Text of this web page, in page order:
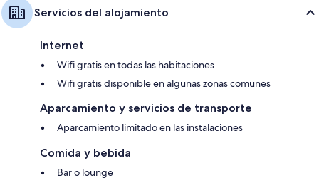
Servicios del alojamiento
Internet
Wifi gratis en todas las habitaciones
Wifi gratis disponible en algunas zonas comunes
Aparcamiento y servicios de transporte
Aparcamiento limitado en las instalaciones
Comida y bebida
Bar o lounge